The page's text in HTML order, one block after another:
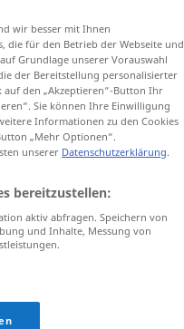
wir besser mit Ihnen
die für den Betrieb der Webseite und
Grundlage unserer Vorauswahl
der Bereitstellung personalisierter
den „Akzeptieren“-Button Ihr
Sie können Ihre Einwilligung
Informationen zu den Cookies
„Mehr Optionen“.
unserer Datenschutzerklärung.
bereitzustellen:
aktiv abfragen. Speichern von
und Inhalte, Messung von